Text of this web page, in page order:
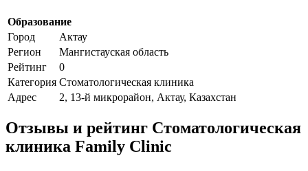
Образование
Город
Актау
Регион
Мангистауская область
Рейтинг
0
Категория Стоматологическая клиника
Адрес
2, 13-й микрорайон, Актау, Казахстан
Отзывы и рейтинг Стоматологическая
клиника Family Clinic